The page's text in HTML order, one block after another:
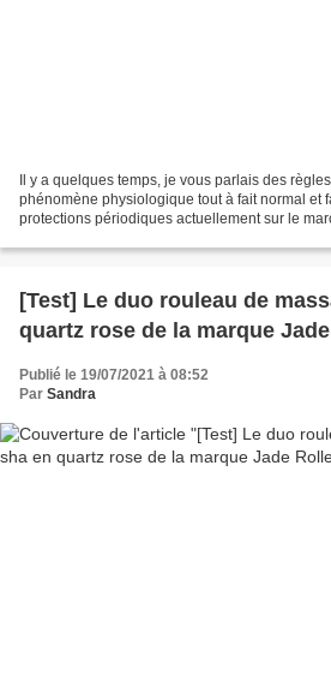
Il y a quelques temps, je vous parlais des
phénomène physiologique tout à fait normal et
protections périodiques actuellement sur le
[Test] Le duo rouleau de
quartz rose de la marque
Publié le 19/07/2021 à 08:52
Par Sandra